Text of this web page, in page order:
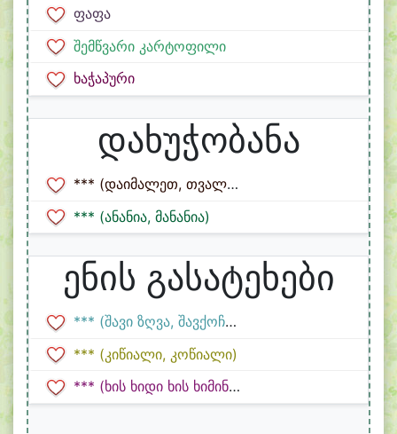
ფაფა
შემწვარი კარტოფილი
ხაჭაპური
დახუჭობანა
*** (დაიმალეთ, თვალებს ვხუჭავ)
*** (ანანია, მანანია)
ენის გასატეხები
*** (შავი ზღვა, შავქოჩრიანი)
*** (კიწიალი, კოწიალი)
*** (ხის ხიდი ხის ხიმინჯებზე)